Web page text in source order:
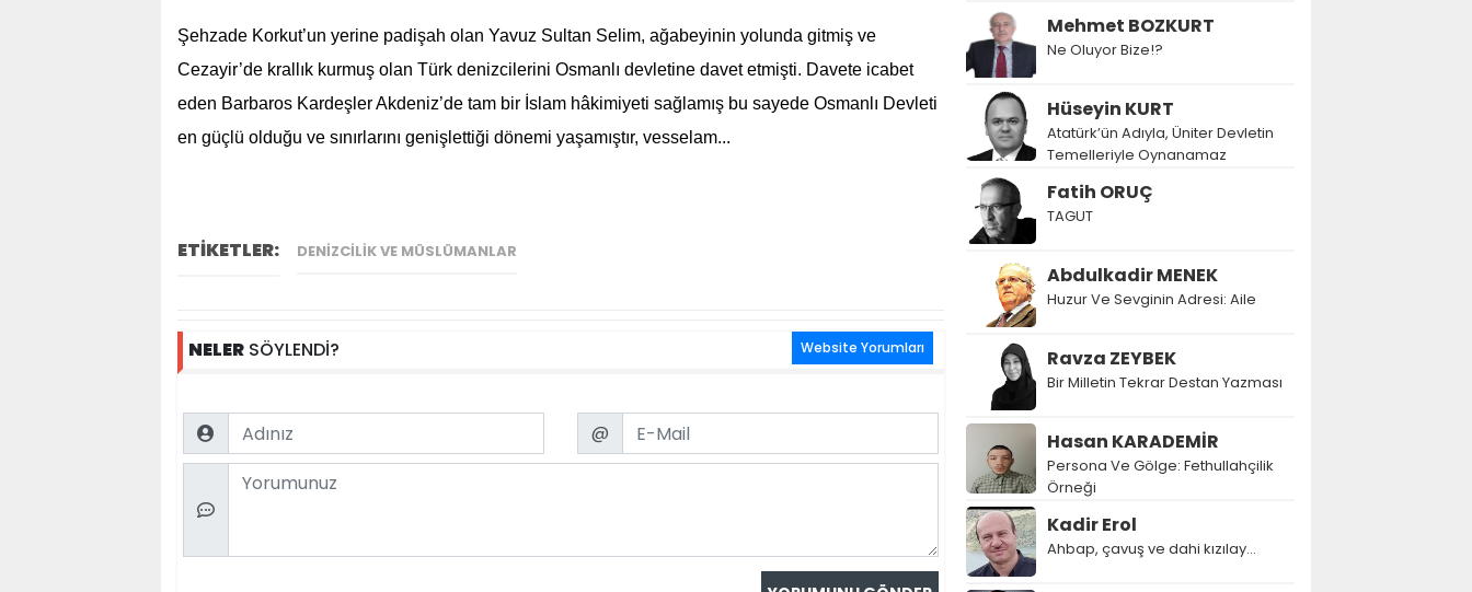
Şehzade Korkut’un yerine padişah olan Yavuz Sultan Selim, ağabeyinin yolunda gitmiş ve
Cezayir’de krallık kurmuş olan Türk denizcilerini Osmanlı devletine davet etmişti. Davete icabet
eden Barbaros Kardeşler Akdeniz’de tam bir İslam hâkimiyeti sağlamış bu sayede Osmanlı Devleti
en güçlü olduğu ve sınırlarını genişlettiği dönemi yaşamıştır, vesselam...
ETİKETLER: DENIZCILIK VE MÜSLÜMANLAR
NELER SÖYLENDİ? Website Yorumları
Name Email
@
Comment
Mehmet BOZKURT
Ne Oluyor Bize!?
Hüseyin KURT
Atatürk’ün Adıyla, Üniter Devletin
Temelleriyle Oynanamaz
Fatih ORUÇ
TAGUT
Abdulkadir MENEK
Huzur Ve Sevginin Adresi: Aile
Ravza ZEYBEK
Bir Milletin Tekrar Destan Yazması
Hasan KARADEMİR
Persona Ve Gölge: Fethullahçilik
Örneği
Kadir Erol
Ahbap, çavuş ve dahi kızılay...